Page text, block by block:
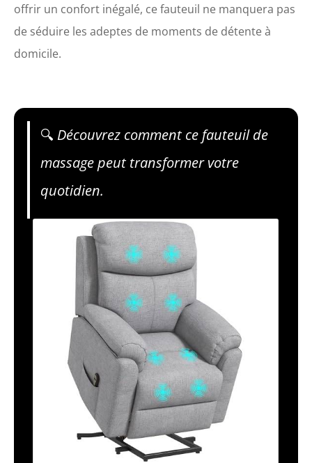
offrir un confort inégalé, ce fauteuil ne manquera pas
de séduire les adeptes de moments de détente à
domicile.
🔍 Découvrez comment ce fauteuil de
massage peut transformer votre
quotidien.